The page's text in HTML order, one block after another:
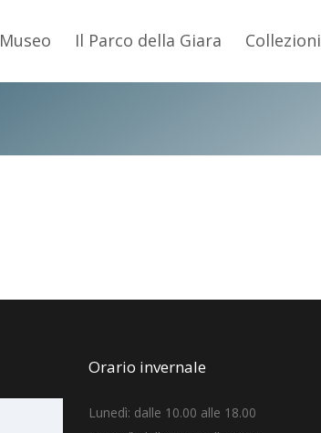
Museo Il Parco della Giara Collezioni
Orario invernale
Lunedì: dalle 10.00 alle 18.00